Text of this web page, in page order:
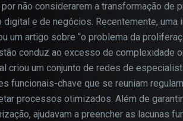
não considerarem a transformação de
e de negócios. Recentemente, uma
um artigo sobre “o problema da
conduz ao excesso de complexidade
criou um conjunto de redes de
funcionais-chave que se reuniam
processos otimizados. Além de
ajudavam a preencher as lacunas